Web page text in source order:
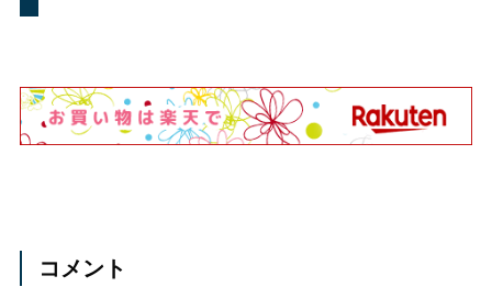
コメント